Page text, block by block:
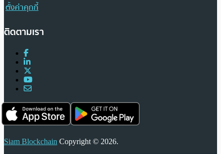
ตั้งค่าคุกกี้
ติดตามเรา
Siam Blockchain Copyright © 2026.